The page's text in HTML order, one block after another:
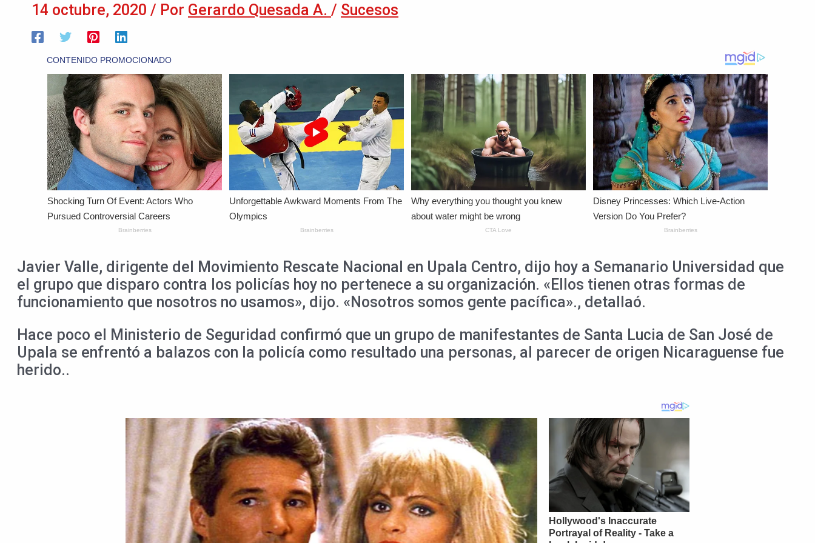
14 octubre, 2020 / Por Gerardo Quesada A. / Sucesos
Javier Valle, dirigente del Movimiento Rescate Nacional en Upala Centro, dijo hoy a Semanario Universidad que
el grupo que disparo contra los policías hoy no pertenece a su organización. «Ellos tienen otras formas de
funcionamiento que nosotros no usamos», dijo. «Nosotros somos gente pacífica»., detallaó.
Hace poco el Ministerio de Seguridad confirmó que un grupo de manifestantes de Santa Lucia de San José de
Upala se enfrentó a balazos con la policía como resultado una personas, al parecer de origen Nicaraguense fue
herido..